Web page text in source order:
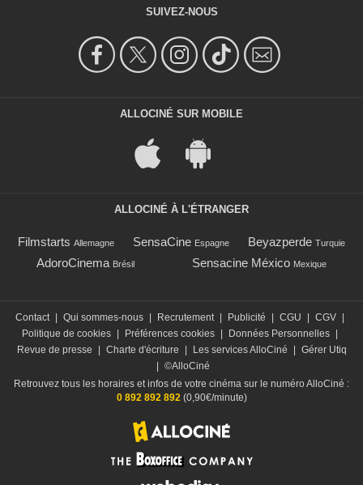
SUIVEZ-NOUS
ALLOCINÉ SUR MOBILE
ALLOCINÉ À L'ÉTRANGER
Filmstarts Allemagne SensaCine Espagne Beyazperde Turquie
AdoroCinema Brésil Sensacine México Mexique
Contact | Qui sommes-nous | Recrutement | Publicité | CGU | CGV |
Politique de cookies | Préférences cookies | Données Personnelles |
Revue de presse
| Charte d'écriture | Les services AlloCiné | Gérer Utiq
| ©AlloCiné
Retrouvez tous les horaires et infos de votre cinéma sur le numéro AlloCiné :
0 892 892 892 (0,90€/minute)